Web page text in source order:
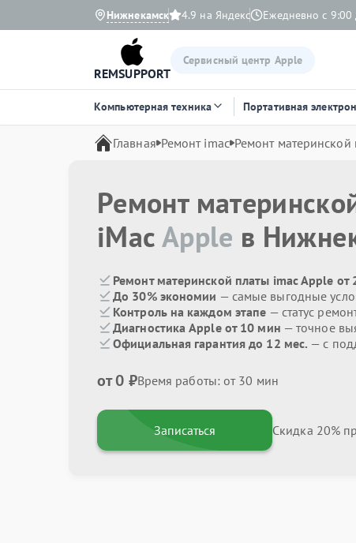
Нижнекамск 4.9 на Яндекс Ежедневно с 9:00
REMSUPPORT
Сервисный центр Apple
Компьютерная техника Портативная
Главная Ремонт imac Ремонт материнской
Ремонт
iMacApple в
Ремонт материнской платы imac Apple от
До 30% экономии — самые выгодные
Контроль на каждом этапе — статус
Диагностика Apple от 10 мин — точное
Официальная гарантия до 12 мес. — с
от 0 ₽Время работы: от 30 мин
Записаться Скидка 20%